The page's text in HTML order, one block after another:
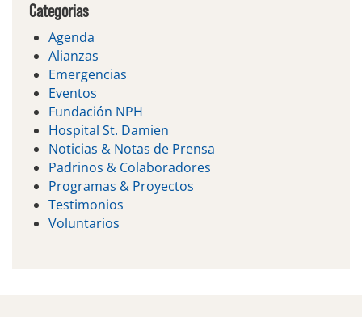
Categorias
Agenda
Alianzas
Emergencias
Eventos
Fundación NPH
Hospital St. Damien
Noticias & Notas de Prensa
Padrinos & Colaboradores
Programas & Proyectos
Testimonios
Voluntarios